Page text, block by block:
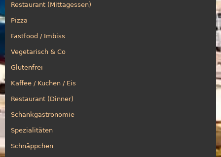
Restaurant (Mittagessen)
Pizza
Fastfood / Imbiss
Vegetarisch & Co
Glutenfrei
Kaffee / Kuchen / Eis
Restaurant (Dinner)
Schankgastronomie
Spezialitäten
Schnäppchen